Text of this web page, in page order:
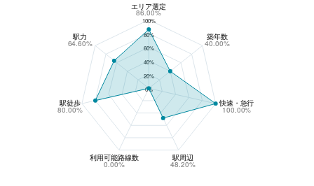
100%
80%
60%
40%
20%
0%
エリア選定
86.00%
駅力
64.60%
駅徒歩
80.00%
利用可能路線数
0.00%
駅周辺
48.20%
快速・急行
100.00%
築年数
40.00%